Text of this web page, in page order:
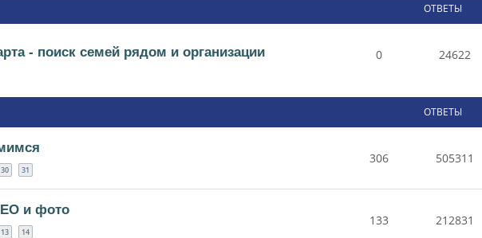
ОТВЕТЫ
- поиск семей рядом и организации 0 24622
ОТВЕТЫ
30 31
306 505311
и фото
13 14
133 212831